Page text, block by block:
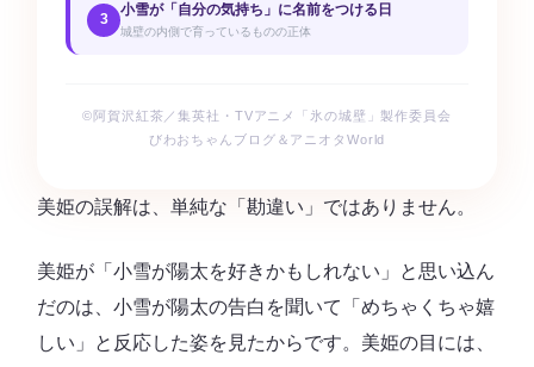
3
小雪が「自分の気持ち」に名前をつける日
城壁の内側で育っているものの正体
©阿賀沢紅茶／集英社・TVアニメ「氷の城壁」製作委員会
びわおちゃんブログ＆アニオタWorld
美姫の誤解は、単純な「勘違い」ではありません。
美姫が「小雪が陽太を好きかもしれない」と思い込ん
だのは、小雪が陽太の告白を聞いて「めちゃくちゃ嬉
しい」と反応した姿を見たからです。美姫の目には、